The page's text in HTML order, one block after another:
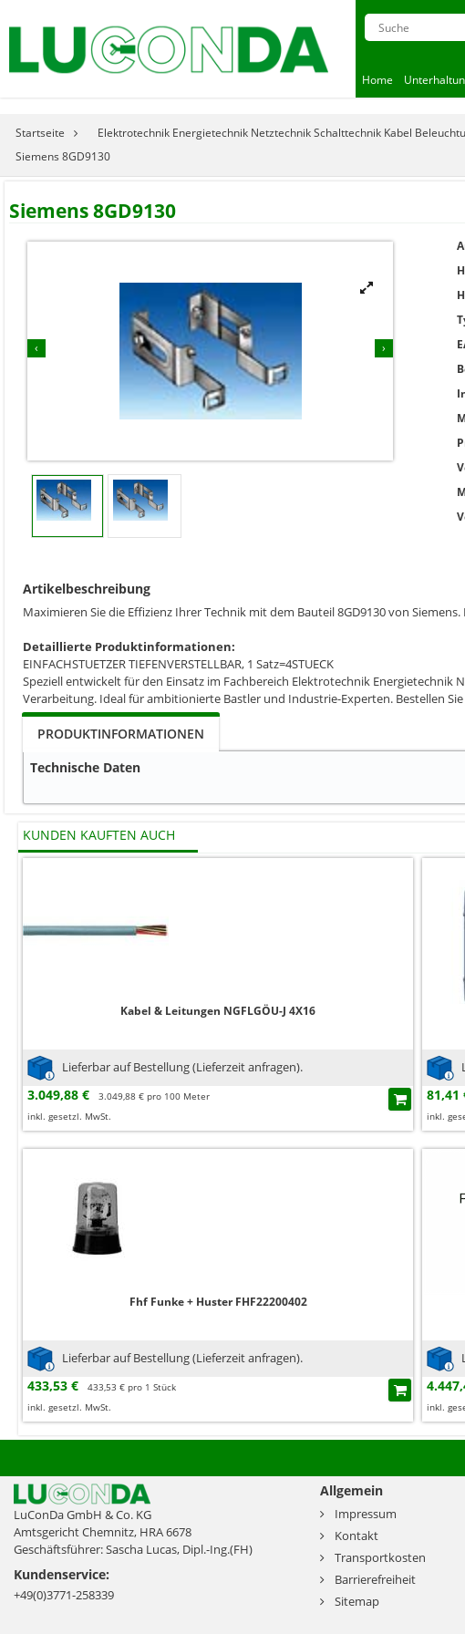
Home
Startseite Elektrotechnik Energietechnik Netztechnik Schalttechnik Kabel
Siemens 8GD9130
Siemens 8GD9130
‹ ›


Artikelbeschreibung
Maximieren Sie die Effizienz Ihrer Technik mit dem Bauteil 8GD9130 von Siemens.
Detaillierte Produktinformationen:
EINFACHSTUETZER TIEFENVERSTELLBAR, 1 Satz=4STUECK
Speziell entwickelt für den Einsatz im Fachbereich Elektrotechnik
Verarbeitung. Ideal für ambitionierte Bastler und Industrie-Experten. Bestellen
PRODUKTINFORMATIONEN
Technische Daten
KUNDEN KAUFTEN AUCH
Kabel & Leitungen NGFLGÖU-J 4X16
Lieferbar auf Bestellung (Lieferzeit anfragen).
3.049,88 €
3.049,88 € pro 100 Meter
inkl. gesetzl. MwSt.
81,41
inkl.
Fhf Funke + Huster FHF22200402
Lieferbar auf Bestellung (Lieferzeit anfragen).
433,53 €
433,53 € pro 1 Stück
inkl. gesetzl. MwSt.
inkl.
LuConDa GmbH & Co. KG
Amtsgericht Chemnitz, HRA 6678
Geschäftsführer: Sascha Lucas, Dipl.-Ing.(FH)
Kundenservice:
+49(0)3771-258339
Allgemein
Impressum
Kontakt
Transportkosten
Barrierefreiheit
Sitemap